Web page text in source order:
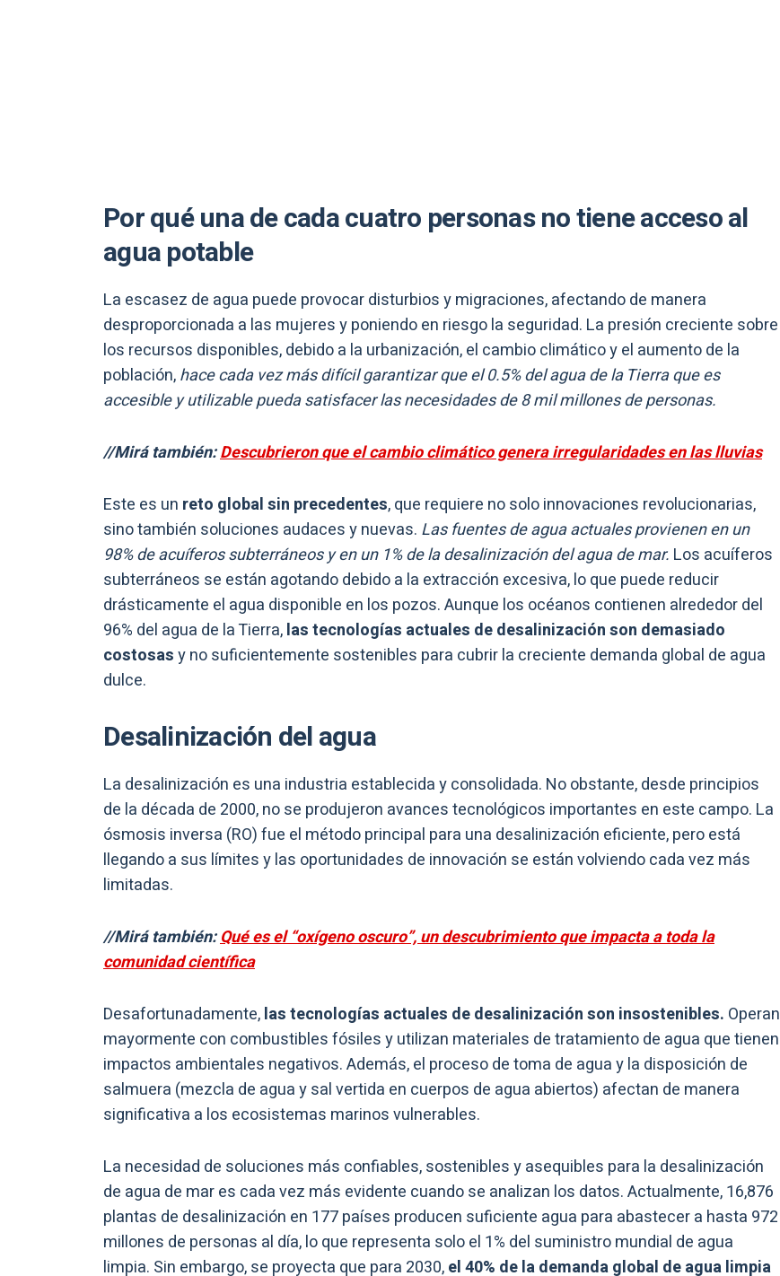
Por qué una de cada cuatro personas no tiene acceso al
agua potable
La escasez de agua puede provocar disturbios y migraciones, afectando de manera
desproporcionada a las mujeres y poniendo en riesgo la seguridad. La presión creciente sobre
los recursos disponibles, debido a la urbanización, el cambio climático y el aumento de la
población,hace cada vez más difícil garantizar que el 0.5% del agua de la Tierra que es
accesible y utilizable pueda satisfacer las necesidades de 8 mil millones de personas.
//Mirá también:Descubrieron que el cambio climático genera irregularidades en las lluvias
Este es un reto global sin precedentes, que requiere no solo innovaciones revolucionarias,
sino también soluciones audaces y nuevas. Las fuentes de agua actuales provienen en un
98% de acuíferos subterráneos y en un 1% de la desalinización del agua de mar. Los acuíferos
subterráneos se están agotando debido a la extracción excesiva, lo que puede reducir
drásticamente el agua disponible en los pozos. Aunque los océanos contienen alrededor del
96% del agua de la Tierra,las tecnologías actuales de desalinización son demasiado
costosasy no suficientemente sostenibles para cubrir la creciente demanda global de agua
dulce.
Desalinización del agua
La desalinización es una industria establecida y consolidada. No obstante, desde principios
de la década de 2000, no se produjeron avances tecnológicos importantes en este campo. La
ósmosis inversa (RO) fue el método principal para una desalinización eficiente, pero está
llegando a sus límites y las oportunidades de innovación se están volviendo cada vez más
limitadas.
//Mirá también:Qué es el “oxígeno oscuro”, un descubrimiento que impacta a toda la
comunidad científica
Desafortunadamente,las tecnologías actuales de desalinización son insostenibles. Operan
mayormente con combustibles fósiles y utilizan materiales de tratamiento de agua que tienen
impactos ambientales negativos. Además, el proceso de toma de agua y la disposición de
salmuera (mezcla de agua y sal vertida en cuerpos de agua abiertos) afectan de manera
significativa a los ecosistemas marinos vulnerables.
La necesidad de soluciones más confiables, sostenibles y asequibles para la desalinización
de agua de mar es cada vez más evidente cuando se analizan los datos. Actualmente, 16,876
plantas de desalinización en 177 países producen suficiente agua para abastecer a hasta 972
millones de personas al día, lo que representa solo el 1% del suministro mundial de agua
limpia. Sin embargo, se proyecta que para 2030,el 40% de la demanda global de agua limpia